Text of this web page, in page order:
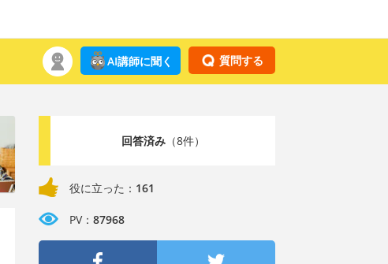
質問する
AI講師に聞く
回答済み（8件）
役に立った： 161
PV： 87968